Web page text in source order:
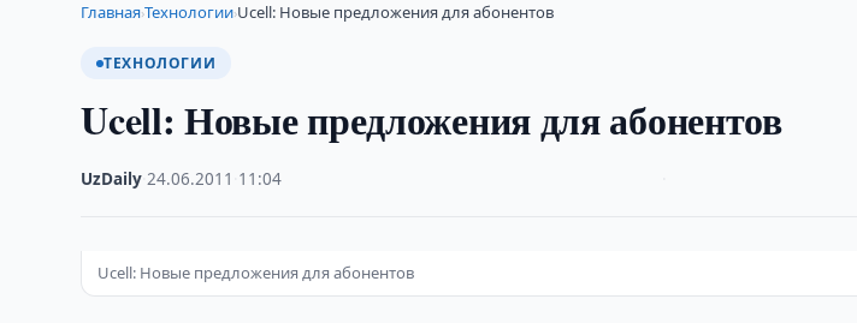
Главная›Технологии›Ucell: Новые предложения для абонентов
ТЕХНОЛОГИИ
Ucell: Новые предложения для абонентов
UzDaily ·24.06.2011 11:04
Ucell: Новые предложения для абонентов